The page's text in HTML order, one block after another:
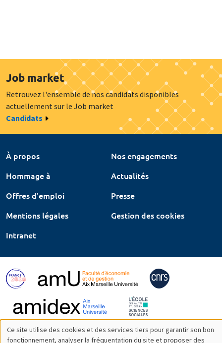
Job market
Retrouvez l'ensemble de nos candidats disponibles
actuellement sur le Job market
Candidats
À propos
Nos engagements
Hommage à
Actualités
Offres d'emploi
Presse
Mentions légales
Gestion des cookies
Intranet
Ce site utilise des cookies et des services tiers pour garantir son bon
fonctionnement, analyser la fréquentation du site et proposer des